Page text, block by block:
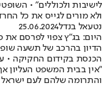
לישיבות ולכוללים" •
ולא מורים לגייס את כל
נטעאל בנדל25.06.2024
היום: בג"ץ צפוי לפרסם את
הדיון בהרכב של תשעה
הכנסת בקידום החקיקה •
"אין בבית המשפט העליון
והתרומה שלהם לעם ישראל